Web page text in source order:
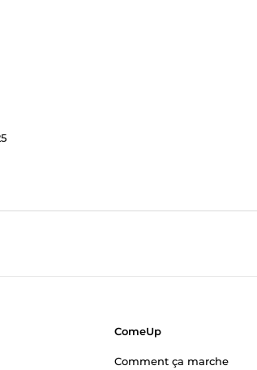
ComeUp
Comment ça marche